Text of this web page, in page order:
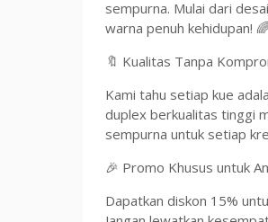
sempurna. Mulai dari
warna penuh kehidupan!
🔖 Kualitas Tanpa
Kami tahu setiap kue
duplex berkualitas tinggi
sempurna untuk setiap
🎉 Promo Khusus untuk
Dapatkan diskon 15%